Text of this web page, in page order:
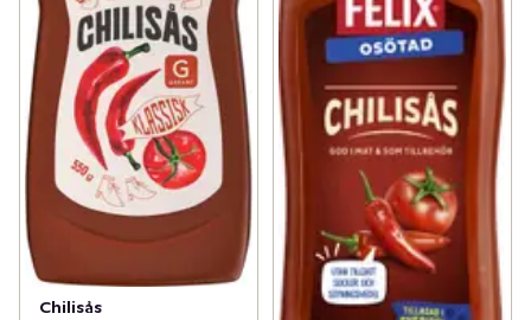
Chilisås